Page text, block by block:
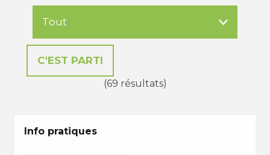
(69 résultats)
Info pratiques